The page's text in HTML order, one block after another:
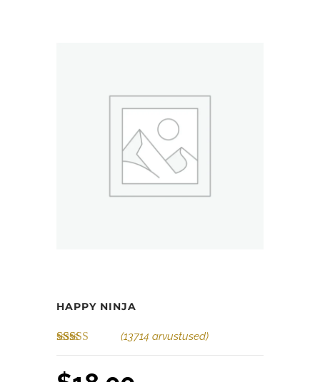
HAPPY NINJA
Hinnatud
8446
kliendi
(13714 arvustused)